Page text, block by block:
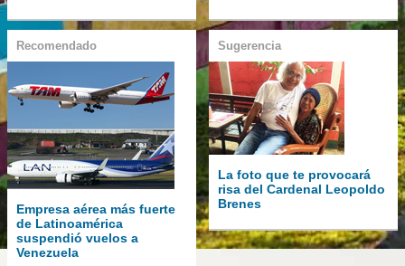
Recomendado
Empresa aérea más fuerte
de Latinoamérica
suspendió vuelos a
Venezuela
Sugerencia
La foto que te provocará
risa del Cardenal Leopoldo
Brenes